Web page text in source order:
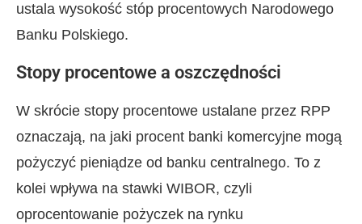
ustala wysokość stóp procentowych Narodowego
Banku Polskiego.
Stopy procentowe a oszczędności
W skrócie stopy procentowe ustalane przez RPP
oznaczają, na jaki procent banki komercyjne mogą
pożyczyć pieniądze od banku centralnego. To z
kolei wpływa na stawki WIBOR, czyli
oprocentowanie pożyczek na rynku